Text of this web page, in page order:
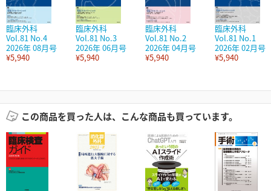
臨床外科
Vol.81 No.4
2026年 08月号
¥5,940
臨床外科
Vol.81 No.3
2026年 06月号
¥5,940
臨床外科
Vol.81 No.2
2026年 04月号
¥5,940
臨床外科
Vol.81 No.1
2026年 02月号
¥5,940
この商品を買った人は、こんな商品も買っています。